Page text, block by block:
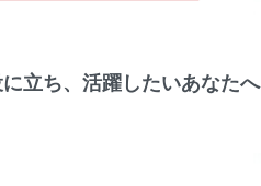
立ち、活躍したいあなたへ